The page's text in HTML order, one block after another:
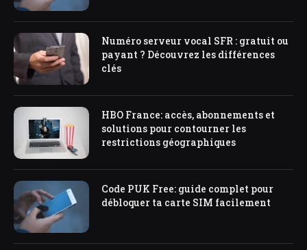
Numéro serveur vocal SFR : gratuit ou
payant ? Découvrez les différences
clés
HBO France: accès, abonnements et
solutions pour contourner les
restrictions géographiques
Code PUK Free: guide complet pour
débloquer ta carte SIM facilement